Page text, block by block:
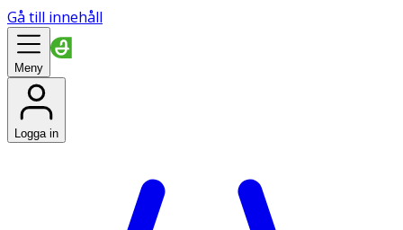
Gå till innehåll
Meny
Logga in